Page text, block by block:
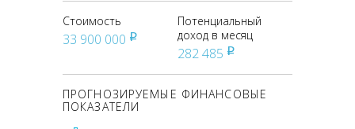
Стоимость
33 900 000 pуб
Потенциальный
доход в месяц
282 485 pуб
ПРОГНОЗИРУЕМЫЕ ФИНАНСОВЫЕ
ПОКАЗАТЕЛИ